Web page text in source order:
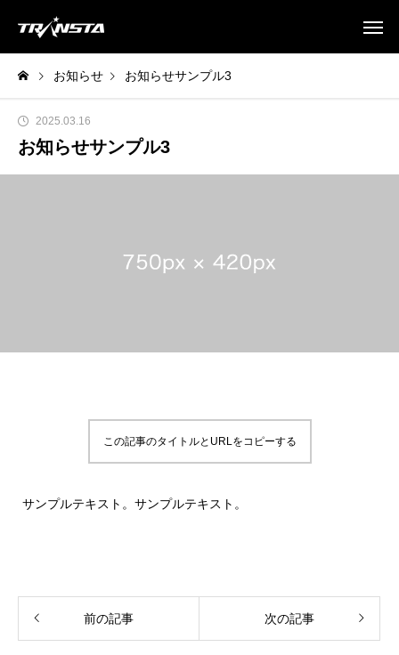
お知らせ お知らせサンプル3
2025.03.16
お知らせサンプル3
この記事のタイトルとURLをコピーする
サンプルテキスト。サンプルテキスト。
前の記事 次の記事